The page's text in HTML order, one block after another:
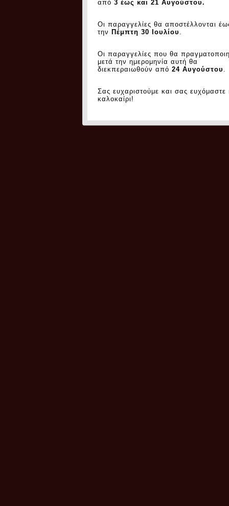
από 3 έως και 21 Αυγούστου.
Οι παραγγελίες θα αποστέλλονται
την Πέμπτη 30 Ιουλίου
Οι παραγγελίες που θα
μετά την ημερομηνία αυτή θα
διεκπεραιωθούν από 24 Αυγούστου
Σας ευχαριστούμε και σας ευχόμαστε
καλοκαίρι!